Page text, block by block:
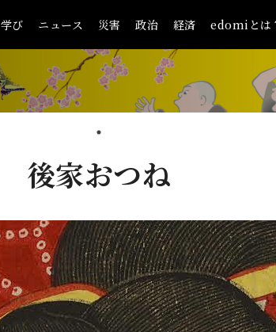
学び ニュース 災害 政治 経済 edomiとは
後家おつね